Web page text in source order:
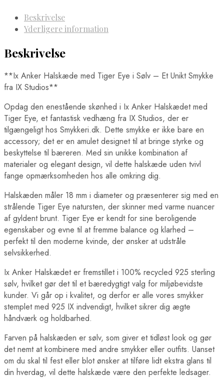
Beskrivelse
Yderligere information
Beskrivelse
**Ix Anker Halskæde med Tiger Eye i Sølv – Et Unikt Smykke
fra IX Studios**
Opdag den enestående skønhed i Ix Anker Halskædet med
Tiger Eye, et fantastisk vedhæng fra IX Studios, der er
tilgængeligt hos Smykkeri.dk. Dette smykke er ikke bare en
accessory; det er en amulet designet til at bringe styrke og
beskyttelse til bæreren. Med sin unikke kombination af
materialer og elegant design, vil dette halskæde uden tvivl
fange opmærksomheden hos alle omkring dig.
Halskæden måler 18 mm i diameter og præsenterer sig med en
strålende Tiger Eye natursten, der skinner med varme nuancer
af gyldent brunt. Tiger Eye er kendt for sine beroligende
egenskaber og evne til at fremme balance og klarhed –
perfekt til den moderne kvinde, der ønsker at udstråle
selvsikkerhed.
Ix Anker Halskædet er fremstillet i 100% recycled 925 sterling
sølv, hvilket gør det til et bæredygtigt valg for miljøbevidste
kunder. Vi går op i kvalitet, og derfor er alle vores smykker
stemplet med 925 IX indvendigt, hvilket sikrer dig ægte
håndværk og holdbarhed.
Farven på halskæden er sølv, som giver et tidløst look og gør
det nemt at kombinere med andre smykker eller outfits. Uanset
om du skal til fest eller blot ønsker at tilføre lidt ekstra glans til
din hverdag, vil dette halskæde være den perfekte ledsager.